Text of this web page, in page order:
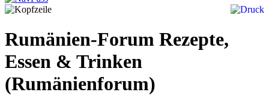
Rumänien-Forum Rezepte,
Essen & Trinken
(Rumänienforum)